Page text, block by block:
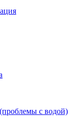
с водой)